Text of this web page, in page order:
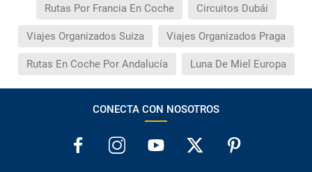
Rutas Por Francia En Coche Circuitos Dubái
Viajes Organizados Suiza Viajes Organizados Praga
Rutas En Coche Por Andalucía Luna De Miel Europa
CONECTA CON NOSOTROS